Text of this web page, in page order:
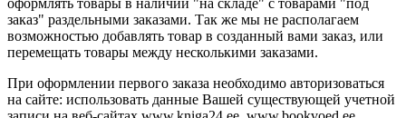
оформлять товары в наличии "на складе" с товарами "под
заказ" раздельными заказами. Так же мы не располагаем
возможностью добавлять товар в созданный вами заказ, или
перемещать товары между несколькими заказами.
При оформлении первого заказа необходимо авторизоваться
на сайте: использовать данные Вашей существующей учетной